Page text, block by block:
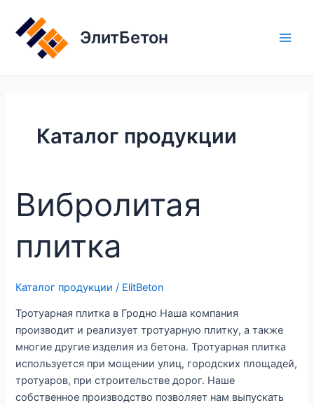
содержимому
ЭлитБетон
Каталог продукции
Вибролитая
плитка
Каталог продукции / ElitBeton
Тротуарная плитка в Гродно Наша компания
производит и реализует тротуарную плитку, а также
многие другие изделия из бетона. Тротуарная плитка
используется при мощении улиц, городских площадей,
тротуаров, при строительстве дорог. Наше
собственное производство позволяет нам выпускать